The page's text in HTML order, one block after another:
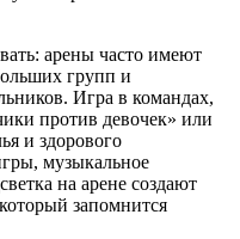
арены часто имеют
групп и
Игра в командах,
против девочек» или
и здорового
музыкальное
на арене создают
запомнится